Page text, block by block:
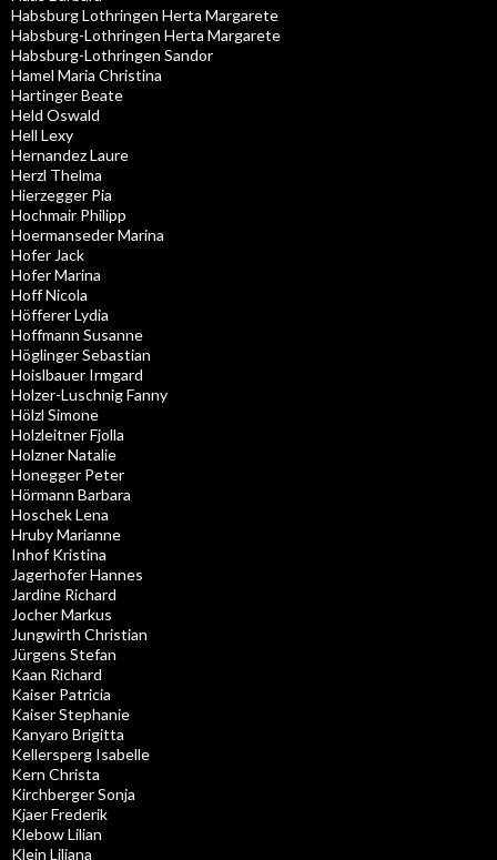
Habsburg Lothringen Herta Margarete
Habsburg-Lothringen Herta Margarete
Habsburg-Lothringen Sandor
Hamel Maria Christina
Hartinger Beate
Held Oswald
Hell Lexy
Hernandez Laure
Herzl Thelma
Hierzegger Pia
Hochmair Philipp
Hoermanseder Marina
Hofer Jack
Hofer Marina
Hoff Nicola
Höfferer Lydia
Hoffmann Susanne
Höglinger Sebastian
Hoislbauer Irmgard
Holzer-Luschnig Fanny
Hölzl Simone
Holzleitner Fjolla
Holzner Natalie
Honegger Peter
Hörmann Barbara
Hoschek Lena
Hruby Marianne
Inhof Kristina
Jagerhofer Hannes
Jardine Richard
Jocher Markus
Jungwirth Christian
Jürgens Stefan
Kaan Richard
Kaiser Patricia
Kaiser Stephanie
Kanyaro Brigitta
Kellersperg Isabelle
Kern Christa
Kirchberger Sonja
Kjaer Frederik
Klebow Lilian
Klein Liliana